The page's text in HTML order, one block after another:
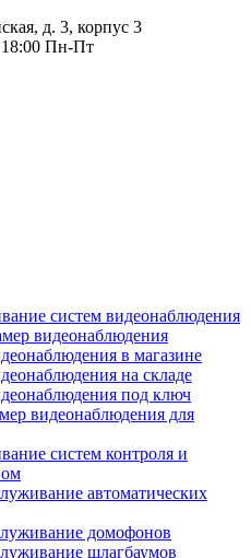
д. 3, корпус 3
Пн-Пт
систем видеонаблюдения
видеонаблюдения
в магазине
на складе
под ключ
видеонаблюдения для
систем контроля и
автоматических
домофонов
шлагбаумов